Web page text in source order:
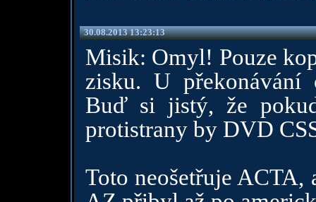
30.08.2013 13:23:13
Misik: Omyl! Pouze
zisku. U překonávání
Buď si jistý, že
protistrany by DVD
Toto neošetřuje